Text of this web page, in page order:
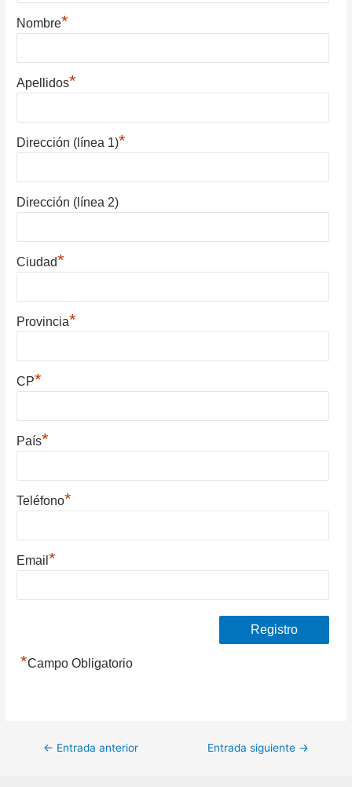
Nombre*
Apellidos*
Dirección (línea 1)*
Dirección (línea 2)
Ciudad*
Provincia*
CP*
País*
Teléfono*
Email*
*Campo Obligatorio
Navegación
← Entrada anterior Entrada siguiente →